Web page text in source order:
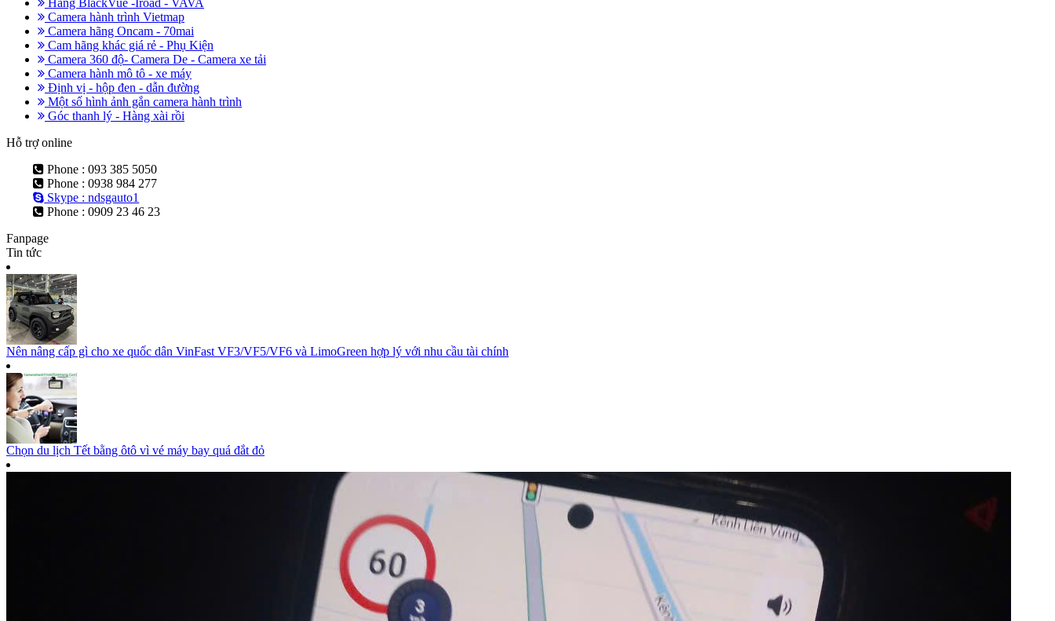
Hãng BlackVue -Iroad - VAVA
Camera hành trình Vietmap
Camera hãng Oncam - 70mai
Cam hãng khác giá rẻ - Phụ Kiện
Camera 360 độ- Camera De - Camera xe tải
Camera hành mô tô - xe máy
Định vị - hộp đen - dẫn đường
Một số hình ảnh gắn camera hành trình
Góc thanh lý - Hàng xài rồi
Hỗ trợ online
Phone : 093 385 5050
Phone : 0938 984 277
Skype : ndsgauto1
Phone : 0909 23 46 23
Fanpage
Tin tức
Nên nâng cấp gì cho xe quốc dân VinFast VF3/VF5/VF6 và LimoGreen hợp lý với nhu cầu tài chính
Chọn du lịch Tết bằng ôtô vì vé máy bay quá đắt đỏ